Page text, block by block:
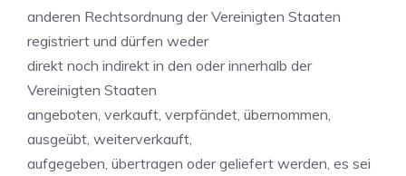
anderen Rechtsordnung der Vereinigten Staaten
registriert und dürfen weder
direkt noch indirekt in den oder innerhalb der
Vereinigten Staaten
angeboten, verkauft, verpfändet, übernommen,
ausgeübt, weiterverkauft,
aufgegeben, übertragen oder geliefert werden, es sei